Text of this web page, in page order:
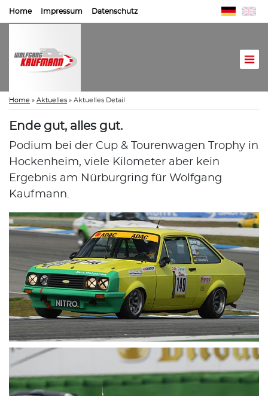
Home Impressum Datenschutz
Home » Aktuelles » Aktuelles Detail
Ende gut, alles gut.
Podium bei der Cup & Tourenwagen Trophy in
Hockenheim, viele Kilometer aber kein
Ergebnis am Nürburgring für Wolfgang
Kaufmann.